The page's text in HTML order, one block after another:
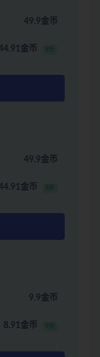
49.9金币
金币 9折
49.9金币
金币 9折
9.9金币
8.91金币 9折